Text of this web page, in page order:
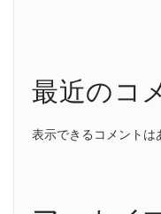
最近のコ
表示できるコメントは